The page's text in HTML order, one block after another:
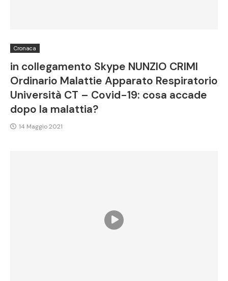
Cronaca
in collegamento Skype NUNZIO CRIMI
Ordinario Malattie Apparato Respiratorio
Università CT – Covid-19: cosa accade
dopo la malattia?
14 Maggio 2021